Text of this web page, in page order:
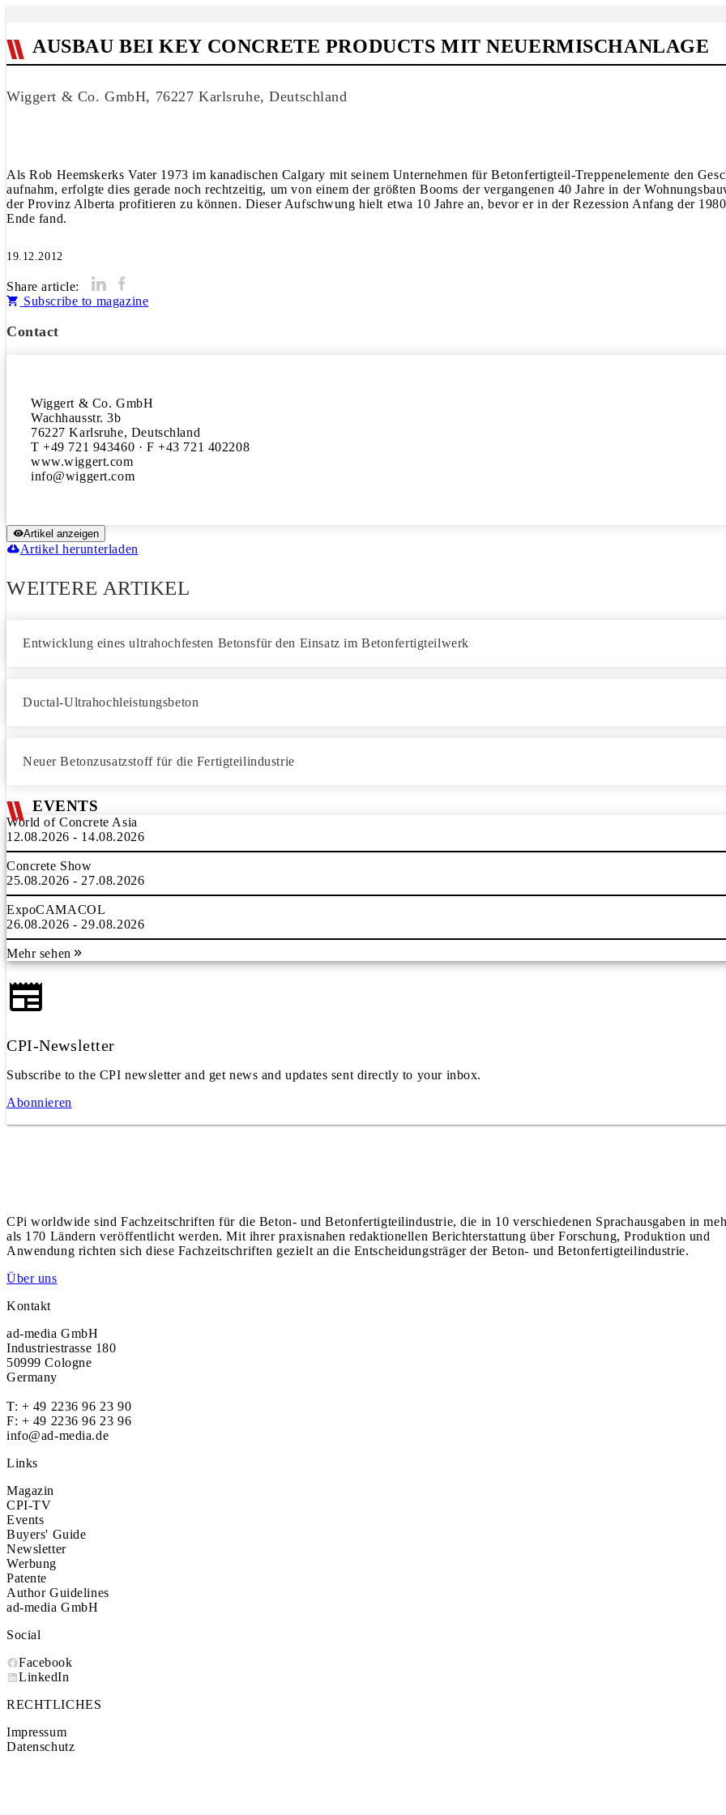
AUSBAU BEI KEY CONCRETE PRODUCTS MIT NEUERMISCHANLAGE
Wiggert & Co. GmbH, 76227 Karlsruhe, Deutschland
Als Rob Heemskerks Vater 1973 im kanadischen Calgary mit seinem Unternehmen für Betonfertigteil-Treppenelemente den
aufnahm, erfolgte dies gerade noch rechtzeitig, um von einem der größten Booms der vergangenen 40 Jahre in der
der Provinz Alberta profitieren zu können. Dieser Aufschwung hielt etwa 10 Jahre an, bevor er in der Rezession Anfang der
Ende fand.
19.12.2012
Share article:
Subscribe to magazine
Contact
Wiggert & Co. GmbH
Wachhausstr. 3b
76227 Karlsruhe, Deutschland
T +49 721 943460 · F +43 721 402208
www.wiggert.com
Artikel anzeigen
Artikel herunterladen
WEITERE ARTIKEL
Entwicklung eines ultrahochfesten Betonsfür den Einsatz im Betonfertigteilwerk
Ductal-Ultrahochleistungsbeton
Neuer Betonzusatzstoff für die Fertigteilindustrie
EVENTS
World of Concrete Asia
12.08.2026 - 14.08.2026
Concrete Show
25.08.2026 - 27.08.2026
ExpoCAMACOL
26.08.2026 - 29.08.2026
Mehr sehen
CPI-Newsletter
Subscribe to the CPI newsletter and get news and updates sent directly to your inbox.
Abonnieren
CPi worldwide sind Fachzeitschriften für die Beton- und Betonfertigteilindustrie, die in 10 verschiedenen Sprachausgaben in
als 170 Ländern veröffentlicht werden. Mit ihrer praxisnahen redaktionellen Berichterstattung über Forschung, Produktion und
Anwendung richten sich diese Fachzeitschriften gezielt an die Entscheidungsträger der Beton- und Betonfertigteilindustrie.
Über uns
Kontakt
ad-media GmbH
Industriestrasse 180
50999 Cologne
Germany
T: + 49 2236 96 23 90
F: + 49 2236 96 23 96
info@ad-media.de
Links
Magazin
CPI-TV
Events
Buyers' Guide
Newsletter
Werbung
Patente
Author Guidelines
ad-media GmbH
Social
Facebook
LinkedIn
RECHTLICHES
Impressum
Datenschutz